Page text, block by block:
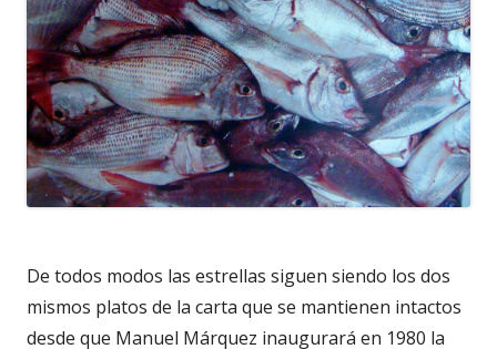
De todos modos las estrellas siguen siendo los dos
mismos platos de la carta que se mantienen intactos
desde que Manuel Márquez inaugurará en 1980 la